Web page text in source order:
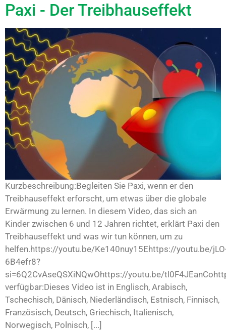
Paxi - Der Treibhauseffekt
Kurzbeschreibung:Begleiten Sie Paxi, wenn er den
Treibhauseffekt erforscht, um etwas über die globale
Erwärmung zu lernen. In diesem Video, das sich an
Kinder zwischen 6 und 12 Jahren richtet, erklärt Paxi den
Treibhauseffekt und was wir tun können, um zu
helfen.https://youtu.be/Ke140nuy15Ehttps://youtu.be/
6B4efr8?
si=6Q2CvAseQSXiNQwOhttps://youtu.be/
verfügbar:Dieses Video ist in Englisch, Arabisch,
Tschechisch, Dänisch, Niederländisch, Estnisch, Finnisch,
Französisch, Deutsch, Griechisch, Italienisch,
Norwegisch, Polnisch, [...]